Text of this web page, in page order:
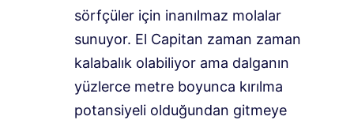
sörfçüler için inanılmaz molalar
sunuyor. El Capitan zaman zaman
kalabalık olabiliyor ama dalganın
yüzlerce metre boyunca kırılma
potansiyeli olduğundan gitmeye